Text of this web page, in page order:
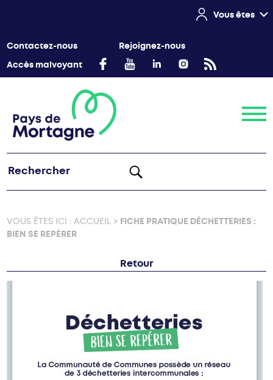
Vous êtes
Contactez-nous
Rejoignez-nous
Accès malvoyant
Menu
VOUS ÊTES ICI :ACCUEIL > FICHE PRATIQUE DÉCHETTERIES :
BIEN SE REPÉRER
Retour